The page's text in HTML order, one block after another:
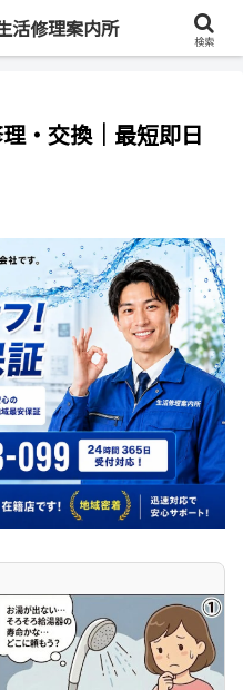
・最大83%OFF
・交換｜最短即日
活修理案内所
検索